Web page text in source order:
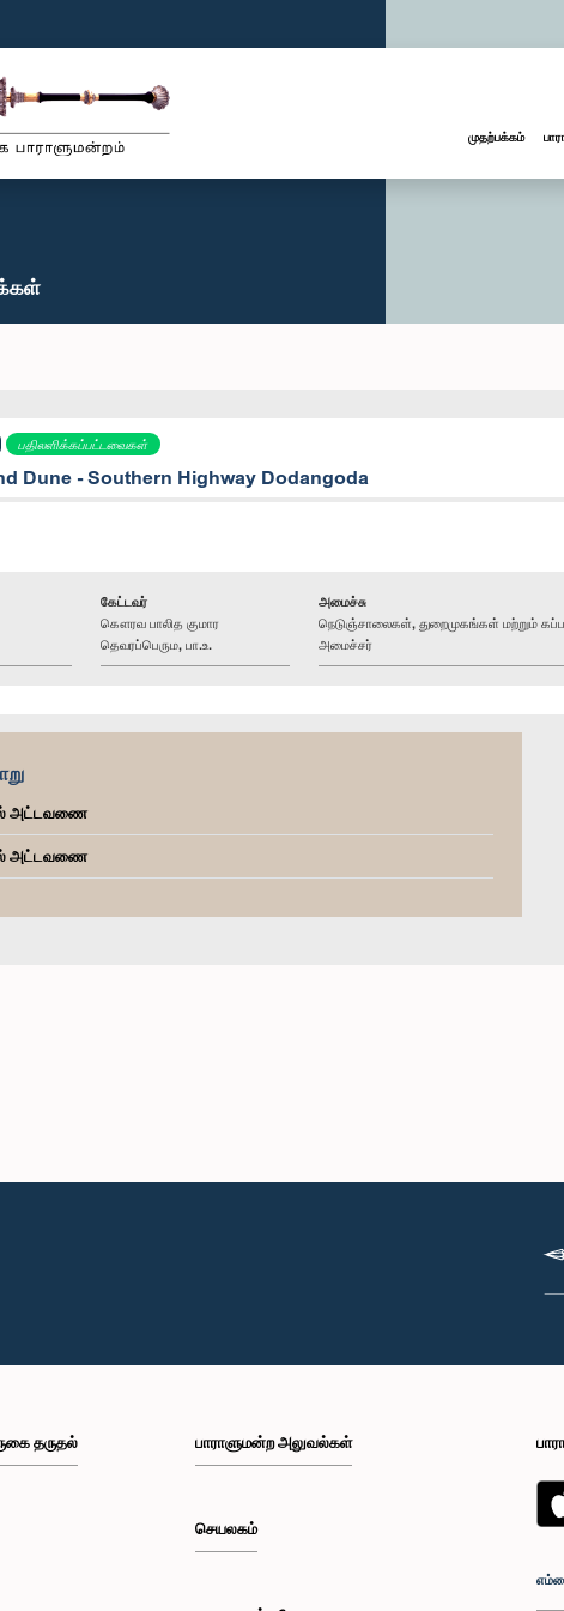
முதற்பக்கம்
பதிலளிக்கப்பட்டவைகள்
Dune - Southern Highway Dodangoda
கேட்டவர்
கௌரவ பாலித குமார
தெவரப்பெரும, பா.உ.
அமைச்சு
நெடுஞ்சாலைகள், துறைமுகங்கள் மற்றும்
அமைச்சர்
அட்டவணை
அட்டவணை
தருதல் பாராளுமன்ற அலுவல்கள்
செயலகம்